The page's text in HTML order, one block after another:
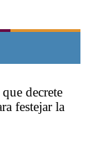
decrete
festejar la